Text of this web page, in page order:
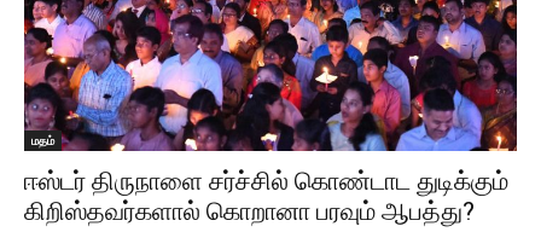
மதம்
ஈஸ்டர் திருநாளை சர்ச்சில் கொண்டாட துடிக்கும்
கிறிஸ்தவர்களால் கொறானா பரவும் ஆபத்து?